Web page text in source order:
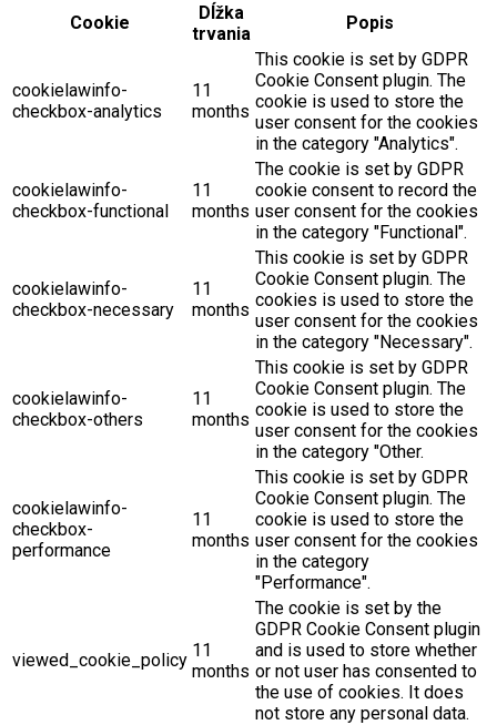
Cookie
Dĺžka
trvania
Popis
cookielawinfo-
checkbox-analytics
11
months
This cookie is set by GDPR
Cookie Consent plugin. The
cookie is used to store the
user consent for the cookies
in the category "Analytics".
cookielawinfo-
checkbox-functional
11
months
The cookie is set by GDPR
cookie consent to record the
user consent for the cookies
in the category "Functional".
cookielawinfo-
checkbox-necessary
11
months
This cookie is set by GDPR
Cookie Consent plugin. The
cookies is used to store the
user consent for the cookies
in the category "Necessary".
cookielawinfo-
checkbox-others
11
months
This cookie is set by GDPR
Cookie Consent plugin. The
cookie is used to store the
user consent for the cookies
in the category "Other.
cookielawinfo-
checkbox-
performance
11
months
This cookie is set by GDPR
Cookie Consent plugin. The
cookie is used to store the
user consent for the cookies
in the category
"Performance".
viewed_cookie_policy 11
months
The cookie is set by the
GDPR Cookie Consent plugin
and is used to store whether
or not user has consented to
the use of cookies. It does
not store any personal data.